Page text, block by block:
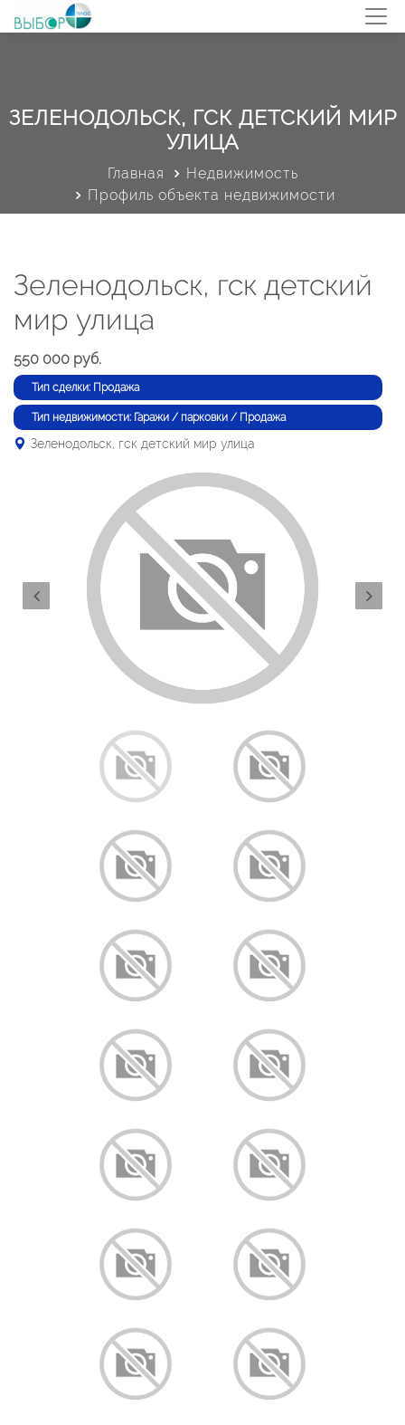
ЗЕЛЕНОДОЛЬСК, ГСК ДЕТСКИЙ МИР
УЛИЦА
Главная
Недвижимость
Профиль объекта недвижимости
Зеленодольск, гск детский
мир улица
550 000 руб.
Тип сделки: Продажа
Тип недвижимости: Гаражи / парковки / Продажа
Зеленодольск, гск детский мир улица